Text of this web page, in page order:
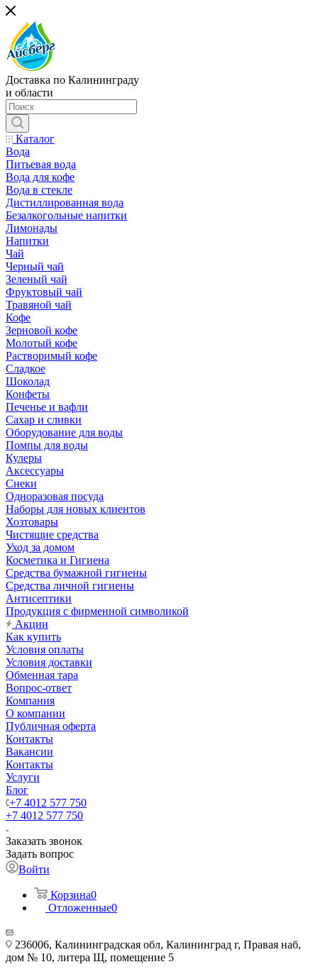
Доставка по Калининграду
и области
Каталог
Вода
Питьевая вода
Вода для кофе
Вода в стекле
Дистиллированная вода
Безалкогольные напитки
Лимонады
Напитки
Чай
Черный чай
Зеленый чай
Фруктовый чай
Травяной чай
Кофе
Зерновой кофе
Молотый кофе
Растворимый кофе
Сладкое
Шоколад
Конфеты
Печенье и вафли
Сахар и сливки
Оборудование для воды
Помпы для воды
Кулеры
Аксессуары
Снеки
Одноразовая посуда
Наборы для новых клиентов
Хозтовары
Чистящие средства
Уход за домом
Косметика и Гигиена
Средства бумажной гигиены
Средства личной гигиены
Антисептики
Продукция с фирменной символикой
Акции
Как купить
Условия оплаты
Условия доставки
Обменная тара
Вопрос-ответ
Компания
О компании
Публичная оферта
Контакты
Вакансии
Контакты
Услуги
Блог
+7 4012 577 750
+7 4012 577 750
Заказать звонок
Задать вопрос
Войти
Корзина0
Отложенные0
236006, Калининградская обл, Калининград г, Правая наб,
дом № 10, литера Щ, помещение 5